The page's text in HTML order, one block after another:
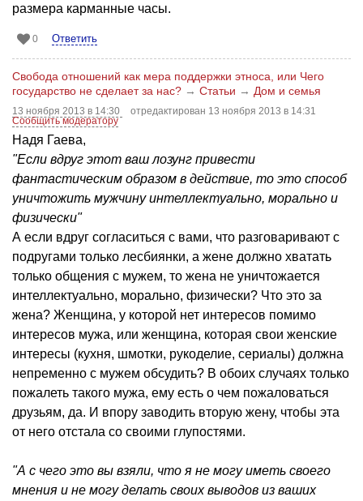
размера карманные часы.
0 Ответить
Свобода отношений как мера поддержки этноса, или Чего
государство не сделает за нас? → Статьи → Дом и семья
13 ноября 2013 в 14:30
отредактирован 13 ноября 2013 в 14:31
Сообщить модератору
Надя Гаева,
"Если вдруг этот ваш лозунг привести
фантастическим образом в действие, то это способ
уничтожить мужчину интеллектуально, морально и
физически"
А если вдруг согласиться с вами, что разговаривают с
подругами только лесбиянки, а жене должно хватать
только общения с мужем, то жена не уничтожается
интеллектуально, морально, физически? Что это за
жена? Женщина, у которой нет интересов помимо
интересов мужа, или женщина, которая свои женские
интересы (кухня, шмотки, рукоделие, сериалы) должна
непременно с мужем обсудить? В обоих случаях только
пожалеть такого мужа, ему есть о чем пожаловаться
друзьям, да. И впору заводить вторую жену, чтобы эта
от него отстала со своими глупостями.
"А с чего это вы взяли, что я не могу иметь своего
мнения и не могу делать своих выводов из ваших